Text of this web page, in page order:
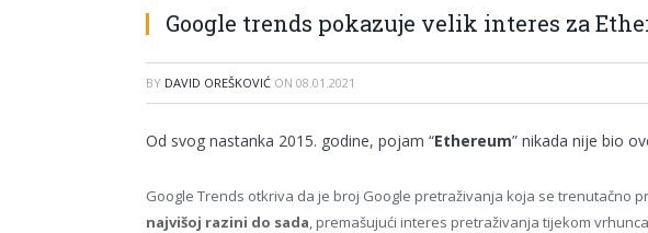
Google trends pokazuje velik interes za
BY DAVID OREŠKOVIĆ ON 08.01.2021
Od svog nastanka 2015. godine, pojam “Ethereum” nikada nije bio
Google Trends otkriva da je broj Google pretraživanja koja se trenutačno
najvišoj razini do sada, premašujući interes pretraživanja tijekom